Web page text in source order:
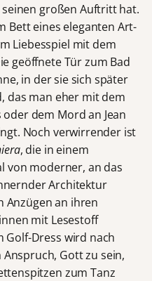
großen Auftritt hat.
Bett eines eleganten Art-
Liebesspiel mit dem
geöffnete Tür zum Bad
in der sie sich später
das man eher mit dem
dem Mord an Jean
Noch verwirrender ist
, die in einem
von moderner, an das
Architektur
Anzügen an ihren
mit Lesestoff
Golf-Dress wird nach
Gott zu sein,
zum Tanz